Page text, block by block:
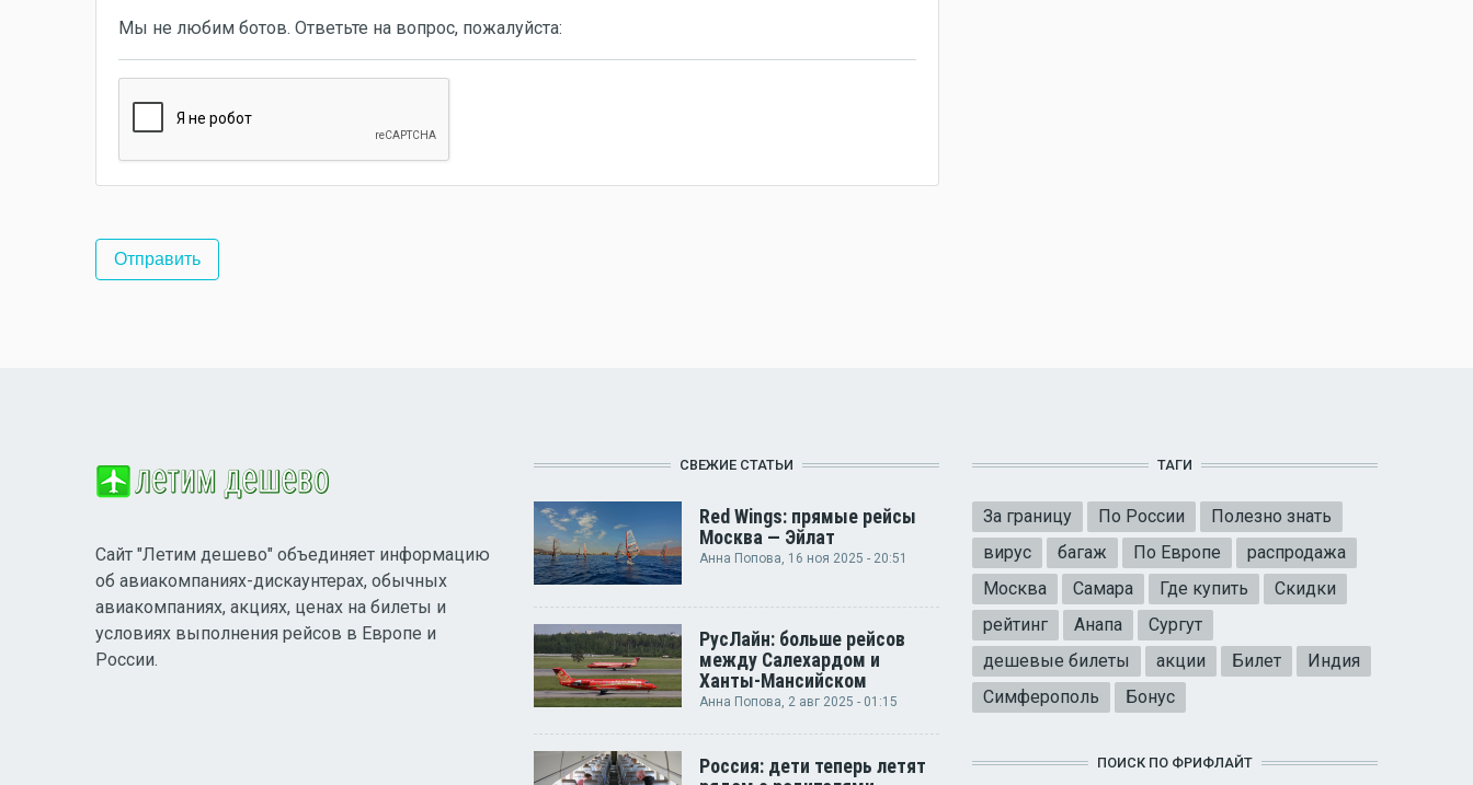
Мы не любим ботов. Ответьте на вопрос, пожалуйста:
Сайт "Летим дешево" объединяет информацию
об авиакомпаниях-дискаунтерах, обычных
авиакомпаниях, акциях, ценах на билеты и
условиях выполнения рейсов в Европе и
России.
СВЕЖИЕ СТАТЬИ
Red Wings: прямые рейсы
Москва — Эйлат
Анна Попова, 16 ноя 2025 - 20:51
РусЛайн: больше рейсов
между Салехардом и
Ханты-Мансийском
Анна Попова, 2 авг 2025 - 01:15
Россия: дети теперь летят
ТАГИ
За границу По России
Полезно знать
вирус
багаж По Европе
распродажа
Москва
Самара Где купить
Скидки
рейтинг
Анапа
Сургут
дешевые билеты
акции Билет
Индия
Симферополь
Бонус
ПОИСК ПО ФРИФЛАЙТ